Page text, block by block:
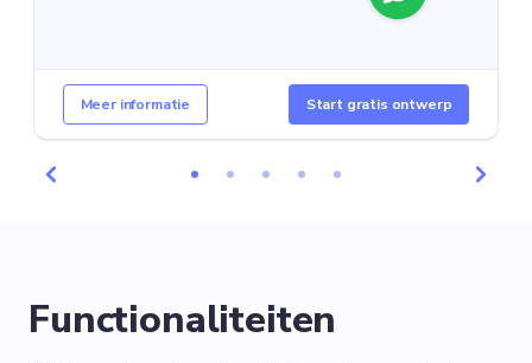
Meer informatie Start gratis ontwerp
Functionaliteiten